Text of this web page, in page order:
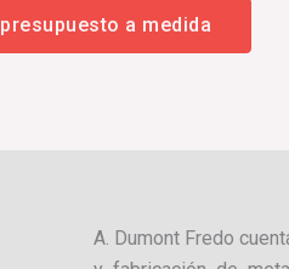
a medida
A. Dumont Fredo